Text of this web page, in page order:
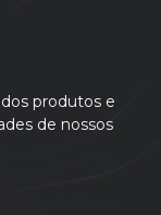
produtos e
de nossos